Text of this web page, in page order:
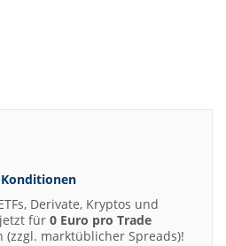
Derivate, Kryptos und
für 0 Euro pro Trade
(zzgl. marktüblicher Spreads)!